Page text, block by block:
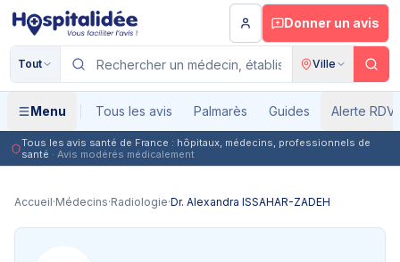
Aller au contenu principal
Donner un avis
Tout Ville
Menu Tous les avis Palmarès Guides Alerte RDV
Tous les avis santé de France : hôpitaux, médecins, professionnels de
santé · Avis modérés médicalement
Accueil·Médecins·Radiologie·Dr. Alexandra ISSAHAR-ZADEH